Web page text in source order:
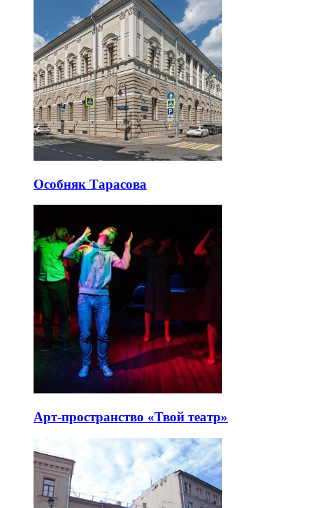
Особняк Тарасова
Арт-пространство «Твой театр»